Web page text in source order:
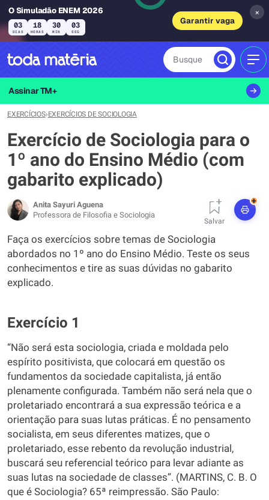
O Simuladão ENEM 2026
03
DIAS
18
HORAS
30
MIN
02
SEG
Garantir vaga
×
Busque
Assinar TM+
EXERCÍCIOS›EXERCÍCIOS DE SOCIOLOGIA
Exercício de Sociologia para o
1º ano do Ensino Médio (com
gabarito explicado)
Anita Sayuri Aguena
Professora de Filosofia e Sociologia
Salvar
+
Faça os exercícios sobre temas de Sociologia
abordados no 1º ano do Ensino Médio. Teste os seus
conhecimentos e tire as suas dúvidas no gabarito
explicado.
Exercício 1
“Não será esta sociologia, criada e moldada pelo
espírito positivista, que colocará em questão os
fundamentos da sociedade capitalista, já então
plenamente configurada. Também não será nela que o
proletariado encontrará a sua expressão teórica e a
orientação para suas lutas práticas. É no pensamento
socialista, em seus diferentes matizes, que o
proletariado, esse rebento da revolução industrial,
buscará seu referencial teórico para levar adiante as
suas lutas na sociedade de classes”. (MARTINS, C. B. O
que é Sociologia? 65ª reimpressão. São Paulo: